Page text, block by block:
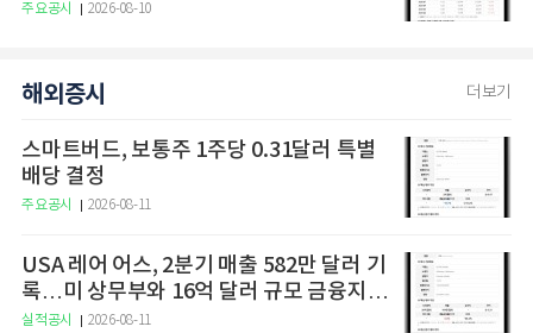
주요공시 2026-08-10
해외증시 더보기
스마트버드, 보통주 1주당 0.31달러 특별
배당 결정
주요공시 2026-08-11
USA 레어 어스, 2분기 매출 582만 달러 기
록…미 상무부와 16억 달러 규모 금융지원
약정 체결
실적공시 2026-08-11